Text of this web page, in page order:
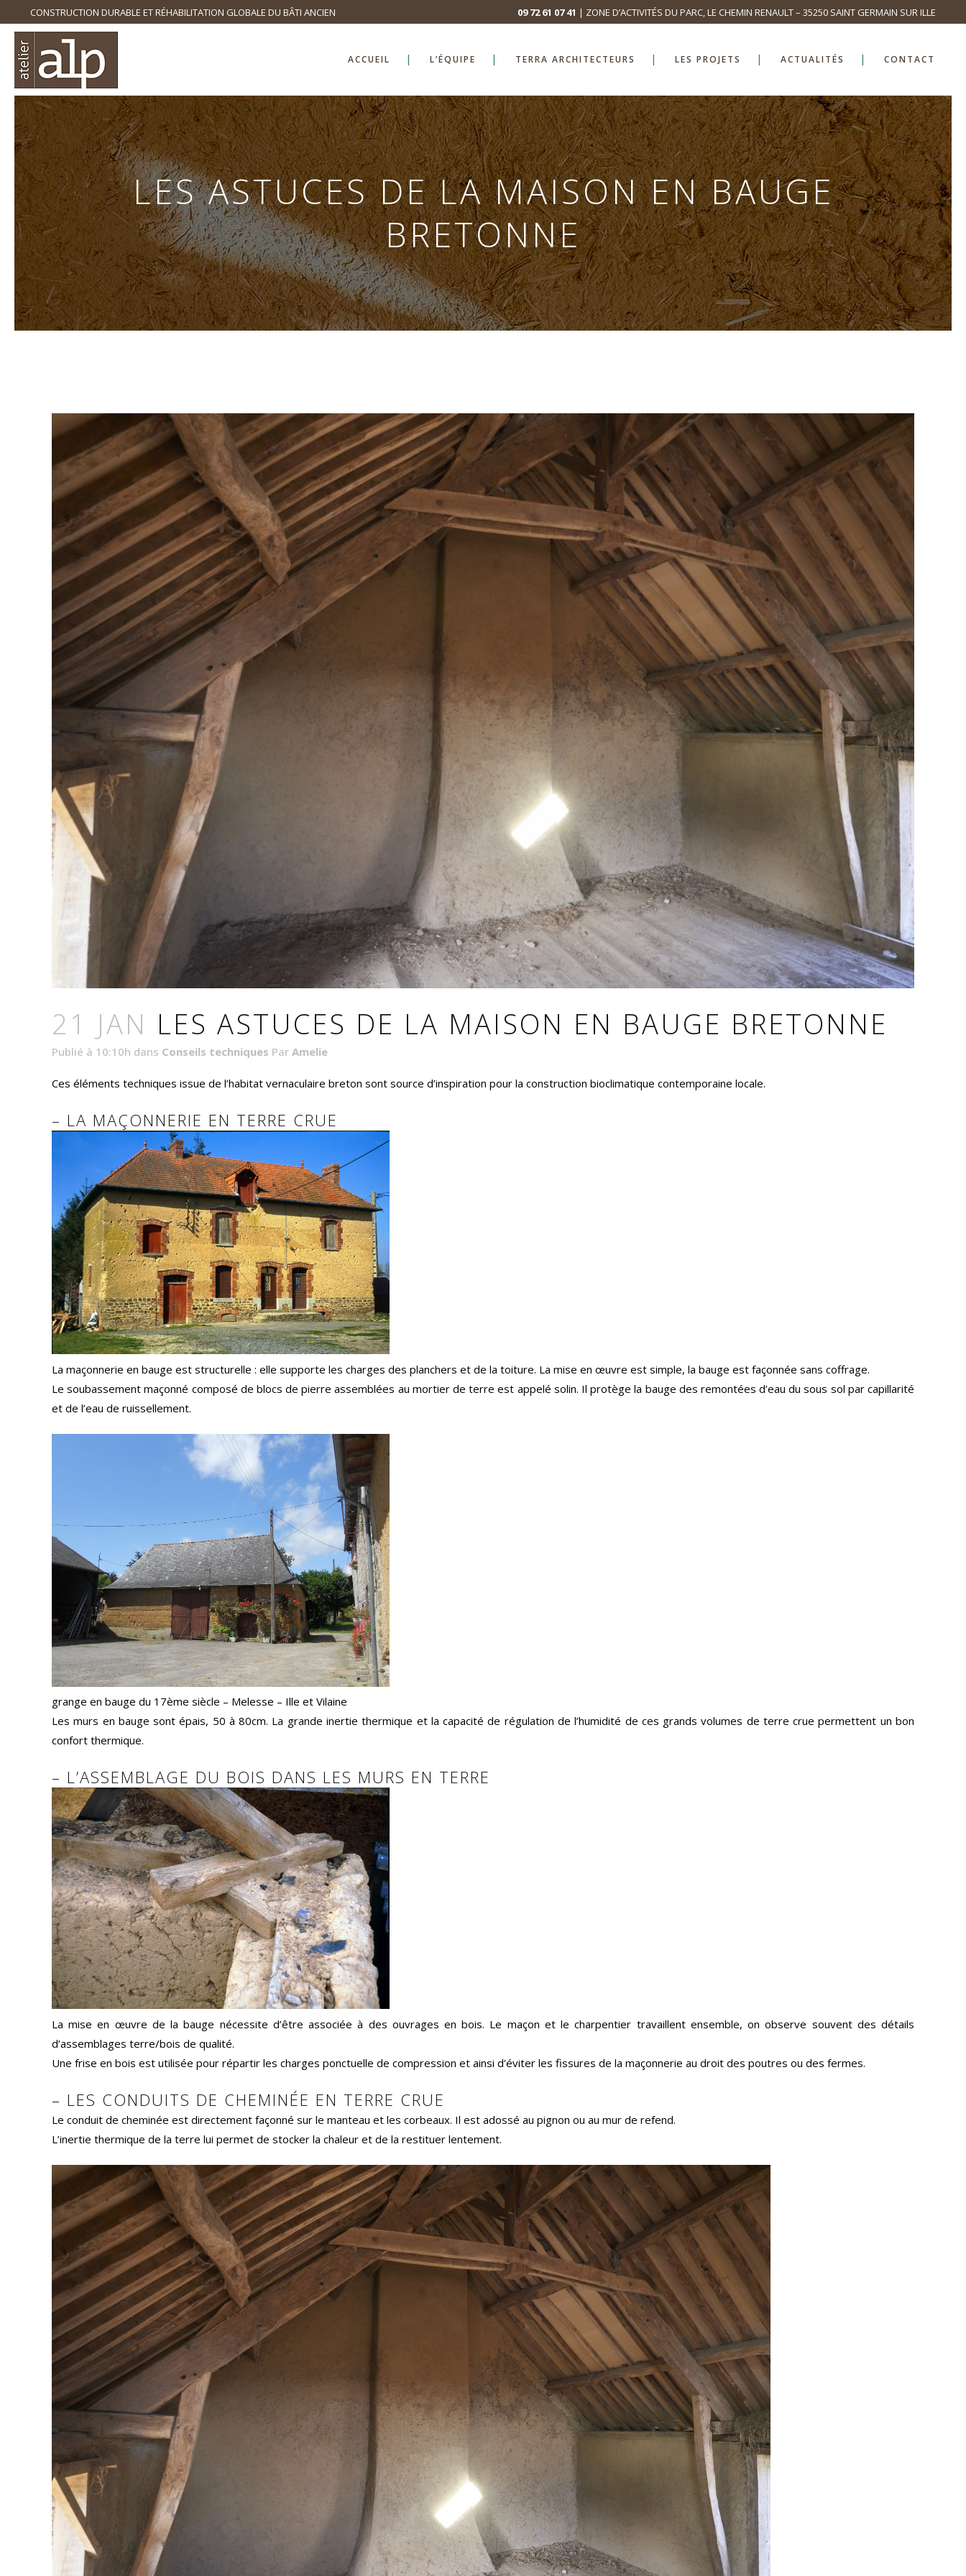
CONSTRUCTION DURABLE ET RÉHABILITATION GLOBALE DU BÂTI ANCIEN 09 72 61 07 41 | ZONE D’ACTIVITÉS DU PARC, LE CHEMIN RENAULT – 35250 SAINT GERMAIN SUR ILLE
ACCUEIL L’ÉQUIPE TERRA ARCHITECTEURS LES PROJETS ACTUALITÉS CONTACT
LES ASTUCES DE LA MAISON EN BAUGE
BRETONNE
21 JAN LES ASTUCES DE LA MAISON EN BAUGE BRETONNE
Publié à 10:10h dans Conseils techniques Par Amelie
Ces éléments techniques issue de l’habitat vernaculaire breton sont source d’inspiration pour la construction bioclimatique contemporaine locale.
– LA MAÇONNERIE EN TERRE CRUE
La maçonnerie en bauge est structurelle : elle supporte les charges des planchers et de la toiture. La mise en œuvre est simple, la bauge est façonnée sans coffrage.
Le soubassement maçonné composé de blocs de pierre assemblées au mortier de terre est appelé solin. Il protège la bauge des remontées d’eau du sous sol par capillarité
et de l’eau de ruissellement.
grange en bauge du 17ème siècle – Melesse – Ille et Vilaine
Les murs en bauge sont épais, 50 à 80cm. La grande inertie thermique et la capacité de régulation de l’humidité de ces grands volumes de terre crue permettent un bon
confort thermique.
– L’ASSEMBLAGE DU BOIS DANS LES MURS EN TERRE
La mise en œuvre de la bauge nécessite d’être associée à des ouvrages en bois. Le maçon et le charpentier travaillent ensemble, on observe souvent des détails
d’assemblages terre/bois de qualité.
Une frise en bois est utilisée pour répartir les charges ponctuelle de compression et ainsi d’éviter les fissures de la maçonnerie au droit des poutres ou des fermes.
– LES CONDUITS DE CHEMINÉE EN TERRE CRUE
Le conduit de cheminée est directement façonné sur le manteau et les corbeaux. Il est adossé au pignon ou au mur de refend.
L’inertie thermique de la terre lui permet de stocker la chaleur et de la restituer lentement.